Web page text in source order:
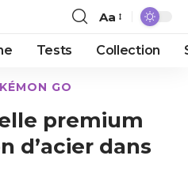
Aa
Tests Collection
GO
premium
d’acier dans